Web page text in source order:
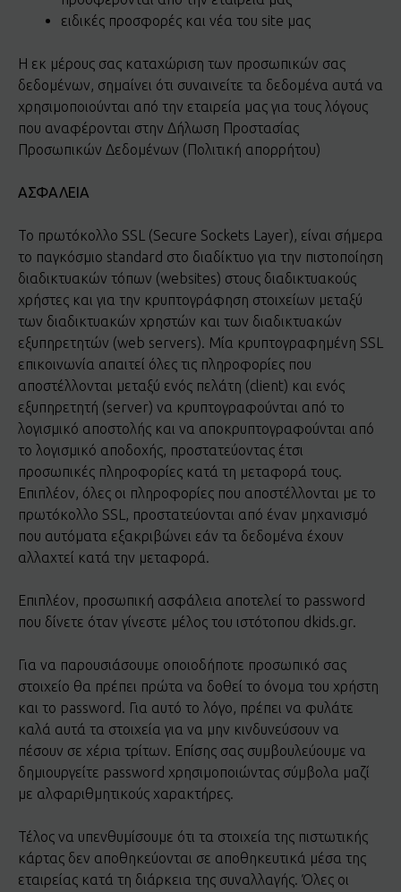
ειδικές προσφορές και νέα του site μας
Η εκ μέρους σας καταχώριση των προσωπικών σας
δεδομένων, σημαίνει ότι συναινείτε τα δεδομένα αυτά να
χρησιμοποιούνται από την εταιρεία μας για τους λόγους
που αναφέρονται στην Δήλωση Προστασίας
Προσωπικών Δεδομένων (Πολιτική απορρήτου)
ΑΣΦΑΛΕΙΑ
Το πρωτόκολλο SSL (Secure Sockets Layer), είναι σήμερα
το παγκόσμιο standard στο διαδίκτυο για την πιστοποίηση
διαδικτυακών τόπων (websites) στους διαδικτυακούς
χρήστες και για την κρυπτογράφηση στοιχείων μεταξύ
των διαδικτυακών χρηστών και των διαδικτυακών
εξυπηρετητών (web servers). Μία κρυπτογραφημένη SSL
επικοινωνία απαιτεί όλες τις πληροφορίες που
αποστέλλονται μεταξύ ενός πελάτη (client) και ενός
εξυπηρετητή (server) να κρυπτογραφούνται από το
λογισμικό αποστολής και να αποκρυπτογραφούνται από
το λογισμικό αποδοχής, προστατεύοντας έτσι
προσωπικές πληροφορίες κατά τη μεταφορά τους.
Επιπλέον, όλες οι πληροφορίες που αποστέλλονται με το
πρωτόκολλο SSL, προστατεύονται από έναν μηχανισμό
που αυτόματα εξακριβώνει εάν τα δεδομένα έχουν
αλλαχτεί κατά την μεταφορά.
Επιπλέον, προσωπική ασφάλεια αποτελεί το password
που δίνετε όταν γίνεστε μέλος του ιστότοπου dkids.gr.
Για να παρουσιάσουμε οποιοδήποτε προσωπικό σας
στοιχείο θα πρέπει πρώτα να δοθεί το όνομα του χρήστη
και το password. Για αυτό το λόγο, πρέπει να φυλάτε
καλά αυτά τα στοιχεία για να μην κινδυνεύσουν να
πέσουν σε χέρια τρίτων. Επίσης σας συμβουλεύουμε να
δημιουργείτε password χρησιμοποιώντας σύμβολα μαζί
με αλφαριθμητικούς χαρακτήρες.
Τέλος να υπενθυμίσουμε ότι τα στοιχεία της πιστωτικής
κάρτας δεν αποθηκεύονται σε αποθηκευτικά μέσα της
εταιρείας κατά τη διάρκεια της συναλλαγής. Όλες οι